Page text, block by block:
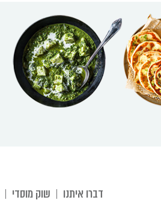
דברו איתנו שוק מוסדי